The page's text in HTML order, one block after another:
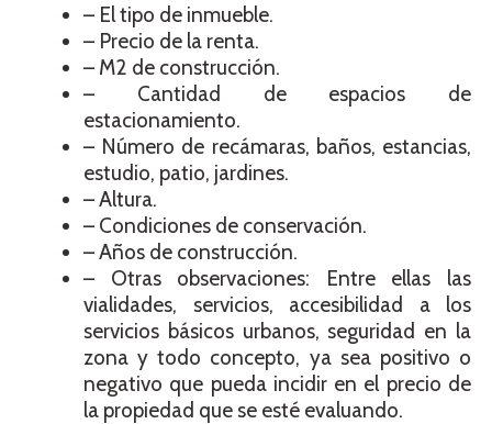
– El tipo de inmueble.
– Precio de la renta.
– M2 de construcción.
– Cantidad de espacios de
estacionamiento.
– Número de recámaras, baños, estancias,
estudio, patio, jardines.
– Altura.
– Condiciones de conservación.
– Años de construcción.
– Otras observaciones: Entre ellas las
vialidades, servicios, accesibilidad a los
servicios básicos urbanos, seguridad en la
zona y todo concepto, ya sea positivo o
negativo que pueda incidir en el precio de
la propiedad que se esté evaluando.